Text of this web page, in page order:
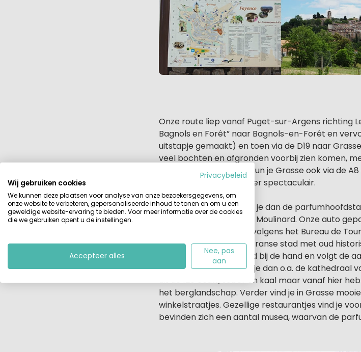
Onze route liep vanaf Puget-sur-Argens richting
Bagnols en Forêt” naar Bagnols-en-Forêt en
uitstapje gemaakt) en toen via de D19 naar
veel bochten en afgronden voorbij zien komen,
gepasseerd. Uiteraard kun je Grasse ook via de
dan is de reis toch minder spectaculair.
Vanuit dit landschap rijd je dan de
Fragonard, Galimard en Moulinard. Onze auto
parkeergarages en vervolgens het Bureau de
missen van deze leuke Franse stad met oud
Je neemt je plattegrond bij de hand en volgt de
en hoge huizen. Zo kom je dan o.a. de kathedraal
uit de 12e eeuw, sober en kaal maar vanaf hier
het berglandschap. Verder vind je in Grasse
winkelstraatjes. Gezellige restaurantjes vind je
bevinden zich een aantal musea, waarvan de
Privacybeleid
Wij gebruiken cookies
We kunnen deze plaatsen voor analyse van onze bezoekersgegevens, om
onze website te verbeteren, gepersonaliseerde inhoud te tonen en om u een
geweldige website-ervaring te bieden. Voor meer informatie over de cookies
die we gebruiken opent u de instellingen.
Accepteer alles
Nee, pas
aan